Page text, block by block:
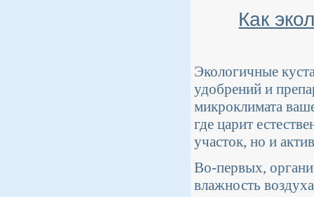
Как
Экологичные
удобрений и
микроклимата
где царит
участок, но и
Во-первых,
влажность